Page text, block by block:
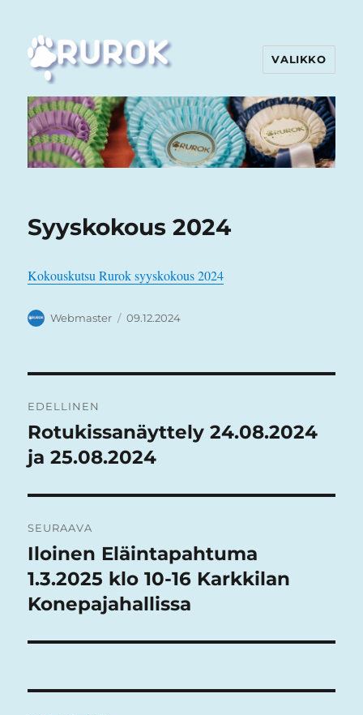
Rurok
VALIKKO
Syyskokous 2024
Kokouskutsu Rurok syyskokous 2024
Kirjoittaja
Webmaster Julkaistu
09.12.2024
selaus
EDELLINEN
Edellinen
artikkeli:
Rotukissanäyttely 24.08.2024
ja 25.08.2024
SEURAAVA
Seuraava
artikkeli:
Iloinen Eläintapahtuma
1.3.2025 klo 10-16 Karkkilan
Konepajahallissa